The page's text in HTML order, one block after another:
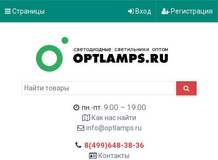
Страницы Вход Регистрация
пн.-пт. 9:00 – 19:00
Как нас найти
info@optlamps.ru
8(499)648-38-36
Контакты